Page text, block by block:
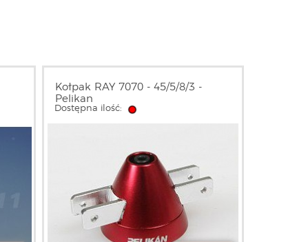
Kołpak RAY 7070 - 45/5/8/3 -
Pelikan
Dostępna ilość: